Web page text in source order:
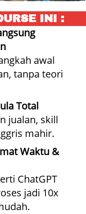
INI :
awal
tanpa teori
Total
jualan, skill
mahir.
Waktu &
ChatGPT
jadi 10x